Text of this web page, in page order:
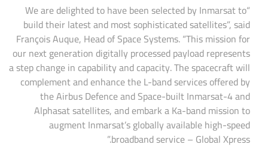
“We are delighted to have been selected by Inmarsat to
build their latest and most sophisticated satellites”, said
François Auque, Head of Space Systems. “This mission for
our next generation digitally processed payload represents
a step change in capability and capacity. The spacecraft will
complement and enhance the L-band services offered by
the Airbus Defence and Space-built Inmarsat-4 and
Alphasat satellites, and embark a Ka-band mission to
augment Inmarsat’s globally available high-speed
broadband service – Global Xpress.”